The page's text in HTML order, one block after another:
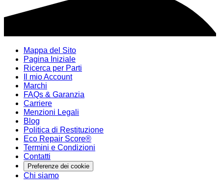
Mappa del Sito
Pagina Iniziale
Ricerca per Parti
Il mio Account
Marchi
FAQs & Garanzia
Carriere
Menzioni Legali
Blog
Politica di Restituzione
Eco Repair Score®
Termini e Condizioni
Contatti
Preferenze dei cookie
Chi siamo